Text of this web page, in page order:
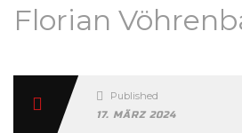
Florian
Published
17. MÄRZ 2024